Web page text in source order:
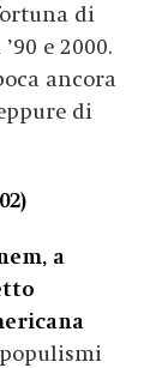
di
e 2000.
ancora
di
a
populismi